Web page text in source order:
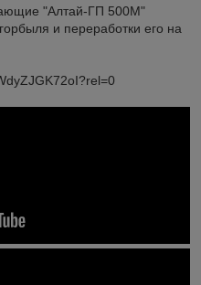
"Алтай-ГП 500М"
и переработки его на